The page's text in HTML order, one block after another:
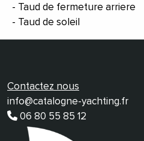
Taud de fermeture arriere
Taud de soleil
Contactez nous
info@catalogne-yachting.fr
06 80 55 85 12